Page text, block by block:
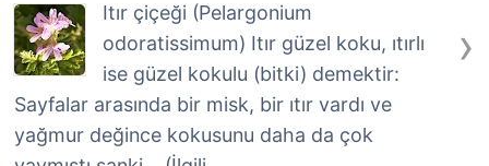
›
Itır çiçeği (Pelargonium
odoratissimum) Itır güzel koku, ıtırlı
ise güzel kokulu (bitki) demektir:
Sayfalar arasında bir misk, bir ıtır vardı ve
yağmur değince kokusunu daha da çok